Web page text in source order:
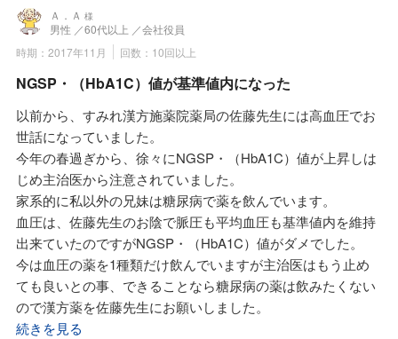
原則4日以内なら、どこの薬局へ持って行こうと患者さんの
勝手とか、知りませんでした。糖尿病と高血圧の管理もお願
いしました。「麦味参顆粒」、会社の経費で落とせるとか、
私のは水蛭(ヒル)エキスは動物性生薬ですが日本では健康食
品なので医療控除は無理とか、でも暑い夏だからこそ血管の
大掃除のため秋までの三ヶ月は飲み続け、その後は植物性生
薬配合の漢方薬にしようと思います。そして若先生が「当薬
局は医療保険が効く漢方薬は主治医の先生に相談して主治医
の先生が必要と認められたら「処方せん」を発行して戴い
て」と言われ早速に主治医に相談したら診察後に「処方せ
ん」を発行して戴けました。私は就寝時に睡眠薬を飲んでい
たのですが、若先生が薬に頼ってはだめと言われ貧血も少し
あるので「東洋 加味帰脾湯」を教えてくれました。今は、
この「東洋 加味帰脾湯」を飲んで少しでも早く睡眠薬がい
らないようになるのが楽しみです。
1日3回を基本に歯ぐきに塗布していたら数日で赤く腫れてい
たのが元に戻り漬物をしっかり噛んでも痛みが出ません。ス
クアレンの鎮痛作用はすごいなと感じましたし腫れも改善し
てくれました。我が家の救急箱に今もサメミロンエースはあ
かりつけ薬局・薬剤師契約」だけではなく我が家の「かかり
つけ薬局・薬剤師」さんとして頼りにしています。本当に歯
ぐきが腫れて痛いと食事が満足に食べられませんしイライラ
して血圧は上がりました。私の健康維持の為に今はサメミロ
ンエースの主成分をカプセルにしたサメミロンカプセルを毎
食後に2カプセル飲んでいます。主人はサメミロンカプセル
を飲み出してからは胃薬が不要になりました。スクアレンっ
て素晴らしい自然の恵みだと感じました。
Ａ．Ａ 様
男性 ／60代以上 ／会社役員
時期：2017年11月
回数：10回以上
NGSP・（HbA1C）値が基準値内になった
以前から、すみれ漢方施薬院薬局の佐藤先生には高血圧でお
世話になっていました。
今年の春過ぎから、徐々にNGSP・（HbA1C）値が上昇しは
じめ主治医から注意されていました。
家系的に私以外の兄妹は糖尿病で薬を飲んでいます。
血圧は、佐藤先生のお陰で脈圧も平均血圧も基準値内を維持
出来ていたのですがNGSP・（HbA1C）値がダメでした。
今は血圧の薬を1種類だけ飲んでいますが主治医はもう止め
ても良いとの事、できることなら糖尿病の薬は飲みたくない
ので漢方薬を佐藤先生にお願いしました。
佐藤先生は「クラシエ ウチダ八味丸M」は保険で飲めるの
続きを見る